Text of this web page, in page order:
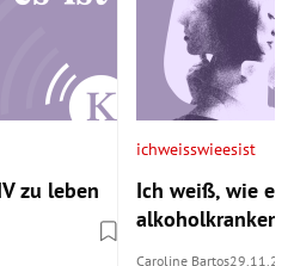
zu leben
ichweisswieesist
Ich weiß, wie es
alkoholkranken
Caroline Bartos